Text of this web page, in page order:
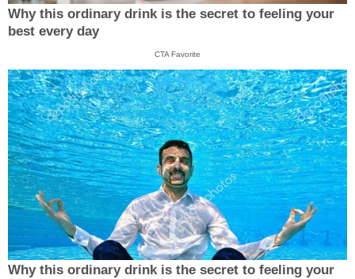
Why this ordinary drink is the secret to feeling your
best every day
CTA Favorite
Why this ordinary drink is the secret to feeling your